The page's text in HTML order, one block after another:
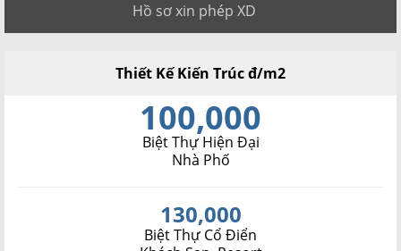
Hồ sơ xin phép XD
Thiết Kế Kiến Trúc đ/m2
100,000
Biệt Thự Hiện Đại
Nhà Phố
130,000
Biệt Thự Cổ Điển